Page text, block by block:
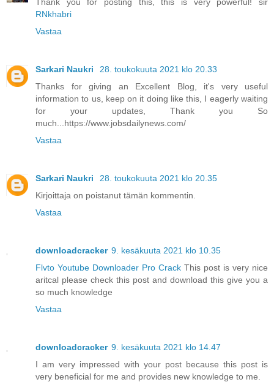
RNkhabri
Vastaa
Sarkari Naukri
28. toukokuuta 2021 klo 20.33
Thanks for giving an Excellent Blog, it's very useful
information to us, keep on it doing like this, I eagerly waiting
for your updates, Thank you So
much...https://www.jobsdailynews.com/
Vastaa
Sarkari Naukri
28. toukokuuta 2021 klo 20.35
Kirjoittaja on poistanut tämän kommentin.
Vastaa
downloadcracker 9. kesäkuuta 2021 klo 10.35
Flvto Youtube Downloader Pro Crack This post is very nice
aritcal please check this post and download this give you a
so much knowledge
Vastaa
downloadcracker 9. kesäkuuta 2021 klo 14.47
I am very impressed with your post because this post is
very beneficial for me and provides new knowledge to me.